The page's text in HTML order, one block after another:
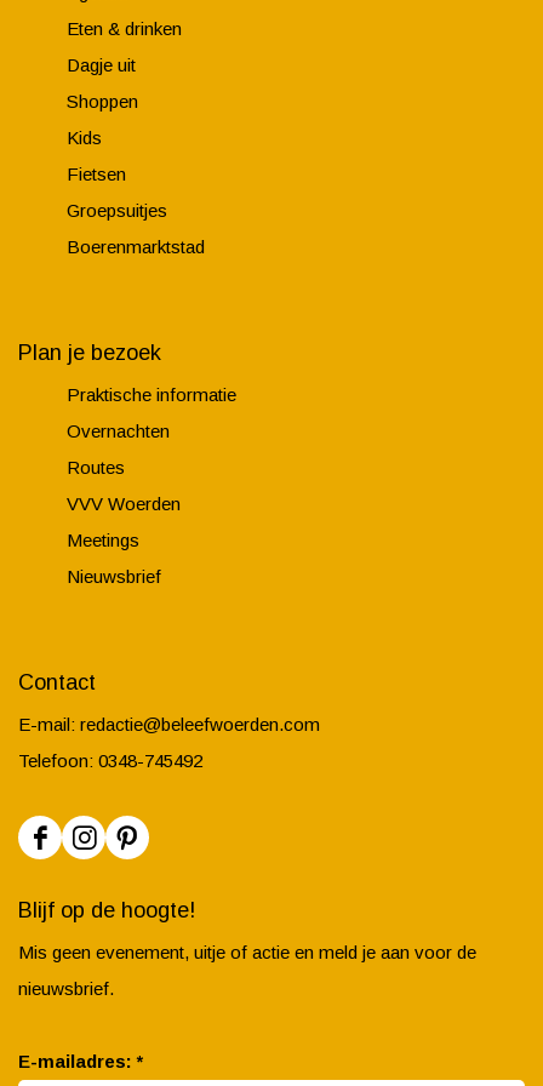
Eten & drinken
Dagje uit
Shoppen
Kids
Fietsen
Groepsuitjes
Boerenmarktstad
Plan je bezoek
Praktische informatie
Overnachten
Routes
VVV Woerden
Meetings
Nieuwsbrief
Contact
E-mail: redactie@beleefwoerden.com
Telefoon: 0348-745492
F
c
e
b
o
I
t
a
r
P
t
e
Blijf op de hoogte!
Mis geen evenement, uitje of actie en meld je aan voor de
nieuwsbrief.
E-mailadres:*v